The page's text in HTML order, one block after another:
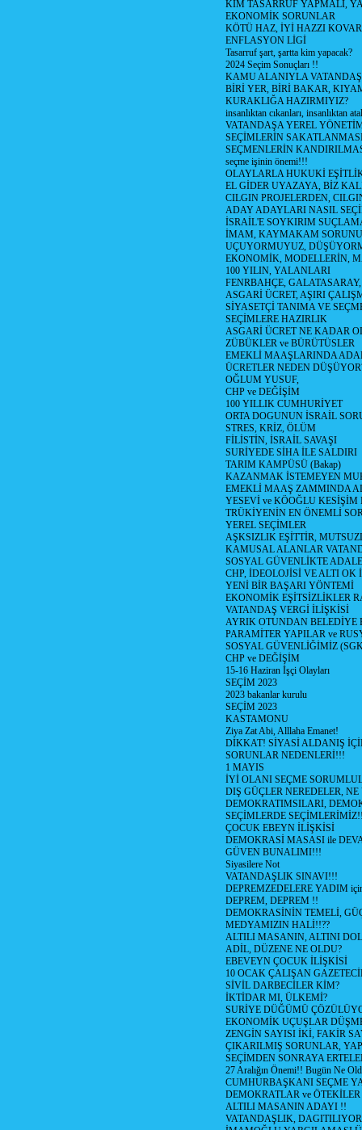
KİM TASARRUF YAPMALI,
EKONOMİK SORUNLAR
KÖTÜ HAZ, İYİ HAZZI
ENFLASYON LİGİ
Tasarruf şart, şartta kim yapacak?
2024 Seçim Sonuçları !!
KAMU ALANIYLA
BİRİ YER, BİRİ BAKAR,
KURAKLIĞA HAZIRMIYIZ?
insanlıktan cıkanları, insanlıktan
VATANDAŞA YEREL
SEÇİMLERİN
SEÇMENLERİN
seçme işinin önemi!!!
OLAYLARLA HUKUKİ
EL GİDER UYAZAYA, BİZ
CILGIN PROJELERDEN,
ADAY ADAYLARI NASIL
İSRAİL'E SOYKIRIM
İMAM, KAYMAKAM SORUNU
UÇUYORMUYUZ,
EKONOMİK, MODELLERİN,
100 YILIN, YALANLARI
FENRBAHÇE,
ASGARİ ÜCRET, AŞIRI
SİYASETÇİ TANIMA VE
SEÇİMLERE HAZIRLIK
ASGARİ ÜCRET NE KADAR
ZÜBÜKLER ve BÜRÜTÜSLER
EMEKLİ MAAŞLARINDA
ÜCRETLER NEDEN
OĞLUM YUSUF,
CHP ve DEĞİŞİM
100 YILLIK CUMHURİYET
ORTA DOGUNUN İSRAİL
STRES, KRİZ, ÖLÜM
FİLİSTİN, İSRAİL SAVAŞI
SURİYEDE SİHA İLE SALDIRI
TARIM KAMPÜSÜ (Bakap)
KAZANMAK İSTEMEYEN
EMEKLİ MAAŞ ZAMMINDA
YESEVİ ve KÖOĞLU
TRÜKİYENİN EN ÖNEMLİ
YEREL SEÇİMLER
AŞKSIZLIK EŞİTTİR,
KAMUSAL ALANLAR
SOSYAL GÜVENLİKTE
CHP, İDEOLOJİSİ VE ALTI OK
YENİ BİR BAŞARI YÖNTEMİ
EKONOMİK EŞİTSİZLİKLER
VATANDAŞ VERGİ İLİŞKİSİ
AYRIK OTUNDAN
PARAMİTER YAPILAR ve
SOSYAL GÜVENLİĞİMİZ
CHP ve DEĞİŞİM
15-16 Haziran İşçi Olayları
SEÇİM 2023
2023 bakanlar kurulu
SEÇİM 2023
KASTAMONU
Ziya Zat Abi, Alllaha Emanet!
DİKKAT! SİYASİ ALDANIŞ
SORUNLAR NEDENLERİ!!!
1 MAYIS
İYİ OLANI SEÇME
DIŞ GÜÇLER NEREDELER,
DEMOKRATIMSILARI,
SEÇİMLERDE
ÇOCUK EBEYN İLİŞKİSİ
DEMOKRASİ MASASI ile
GÜVEN BUNALIMI!!!
Siyasilere Not
VATANDAŞLIK SINAVI!!!
DEPREMZEDELERE YADIM
DEPREM, DEPREM !!
DEMOKRASİNİN TEMELİ,
MEDYAMIZIN HALİ!!??
ALTILI MASANIN, ALTINI
ADİL, DÜZENE NE OLDU?
EBEVEYN ÇOCUK İLİŞKİSİ
10 OCAK ÇALIŞAN
SİVİL DARBECİLER KİM?
İKTİDAR MI, ÜLKEMİ?
SURİYE DÜĞÜMÜ
EKONOMİK UÇUŞLAR
ZENGİN SAYISI İKİ, FAKİR
ÇIKARILMIŞ SORUNLAR,
SEÇİMDEN SONRAYA
27 Aralığın Önemi!! Bugün Ne
CUMHURBAŞKANI SEÇME
DEMOKRATLAR ve ÖTEKİLER
ALTILI MASANIN ADAYI !!
VATANDAŞLIK,